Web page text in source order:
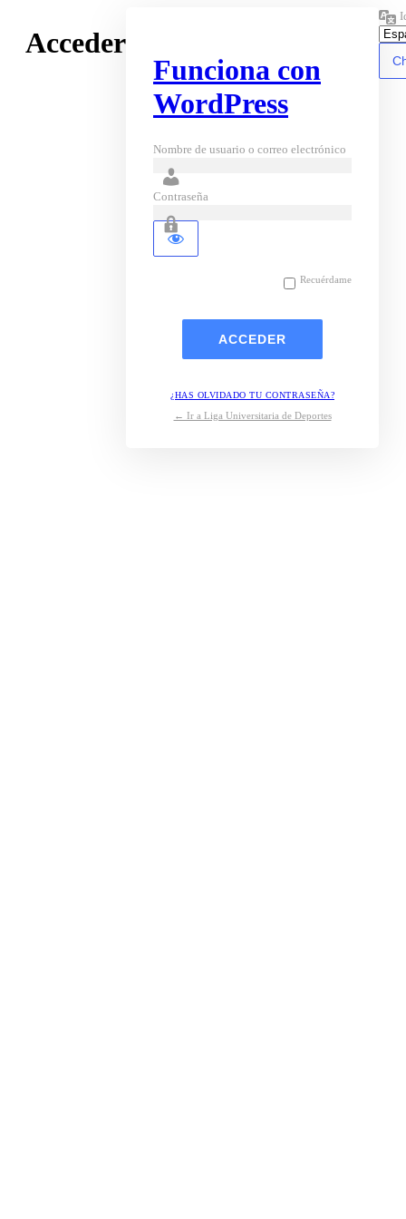
Acceder
Funciona con
WordPress
Nombre de usuario o correo electrónico
Contraseña
Recuérdame
¿HAS OLVIDADO TU CONTRASEÑA?
← Ir a Liga Universitaria de Deportes